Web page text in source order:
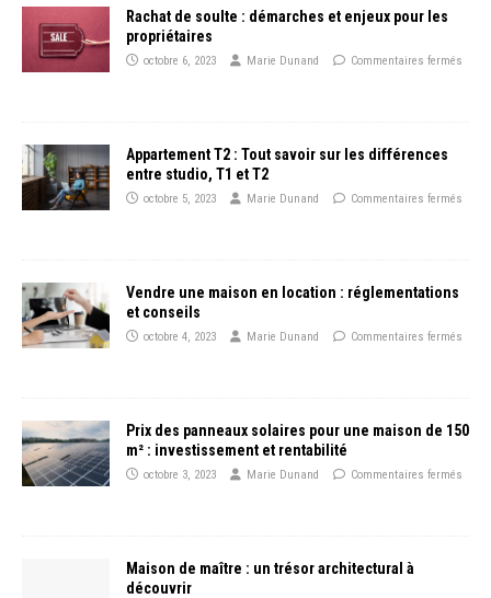
Rachat de soulte : démarches et enjeux pour les
propriétaires
octobre 6, 2023 Marie Dunand Commentaires fermés
Appartement T2 : Tout savoir sur les différences
entre studio, T1 et T2
octobre 5, 2023 Marie Dunand Commentaires fermés
Vendre une maison en location : réglementations
et conseils
octobre 4, 2023 Marie Dunand Commentaires fermés
Prix des panneaux solaires pour une maison de 150
m² : investissement et rentabilité
octobre 3, 2023 Marie Dunand Commentaires fermés
Maison de maître : un trésor architectural à
découvrir